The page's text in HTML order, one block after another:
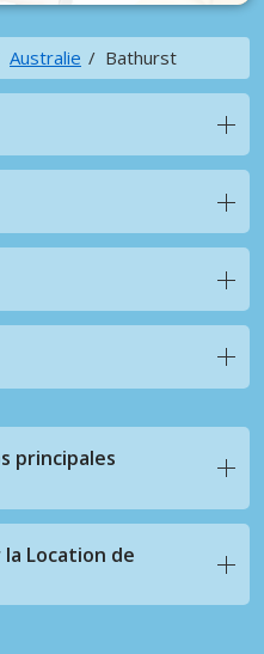
Australie Bathurst
principales
Location de